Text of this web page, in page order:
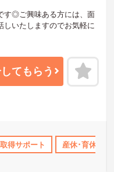
産休･育休･介護休暇取得実績
す◎ご興味ある方には、面
しいたしますのでお気軽に
てもらう
得サポート 産休･育休･介